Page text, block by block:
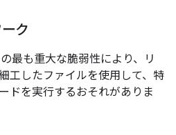
ク
最も重大な脆弱性により、リ
工したファイルを使用して、特
ドを実行するおそれがありま